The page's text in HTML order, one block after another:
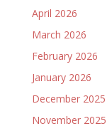
April 2026
March 2026
February 2026
January 2026
December 2025
November 2025